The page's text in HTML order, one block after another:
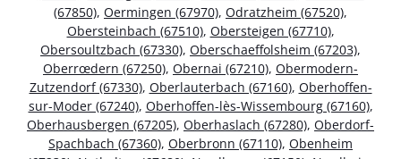
(67850), Oermingen (67970), Odratzheim (67520),
Obersteinbach (67510), Obersteigen (67710),
Obersoultzbach (67330), Oberschaeffolsheim (67203),
Oberrœdern (67250), Obernai (67210), Obermodern-
Zutzendorf (67330), Oberlauterbach (67160), Oberhoffen-
sur-Moder (67240), Oberhoffen-lès-Wissembourg (67160),
Oberhausbergen (67205), Oberhaslach (67280), Oberdorf-
Spachbach (67360), Oberbronn (67110), Obenheim